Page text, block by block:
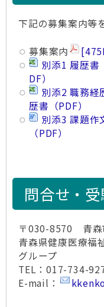
下記の募集案内等
募集案内
別添1 履歴書
DF）
別添2 職務経
歴書（PDF）
別添3 課題作
（PDF）
問合せ・
〒030-8570 青森
青森県健康医療
グループ
TEL：017-734-
E-mail：